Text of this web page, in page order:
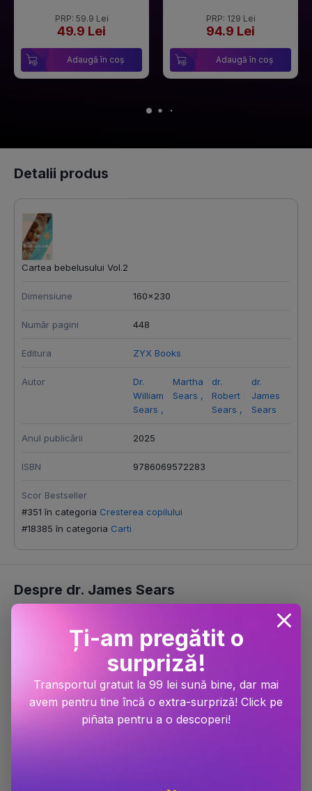
PRP: 59.9 Lei
49.9 Lei
Adaugă în coș
PRP: 129 Lei
94.9 Lei
Adaugă în coș
Detalii produs
Cartea bebelusului Vol.2
Dimensiune 160x230
Număr pagini 448
Editura ZYX Books
Autor
Dr.
William
Sears ,
Martha
Sears ,
dr.
Robert
Sears ,
dr.
James
Sears
Anul publicării 2025
ISBN 9786069572283
Scor Bestseller
#351 în categoria Cresterea copilului
#18385 în categoria Carti
Despre dr. James Sears
Ți-am pregătit o
surpriză!
Transportul gratuit la 99 lei sună bine, dar mai
avem pentru tine încă o extra-surpriză! Click pe
piñata pentru a o descoperi!